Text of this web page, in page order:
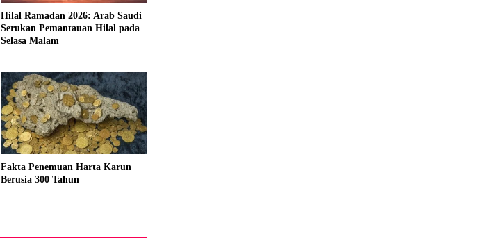
Hilal Ramadan 2026: Arab Saudi
Serukan Pemantauan Hilal pada
Selasa Malam
Fakta Penemuan Harta Karun
Berusia 300 Tahun